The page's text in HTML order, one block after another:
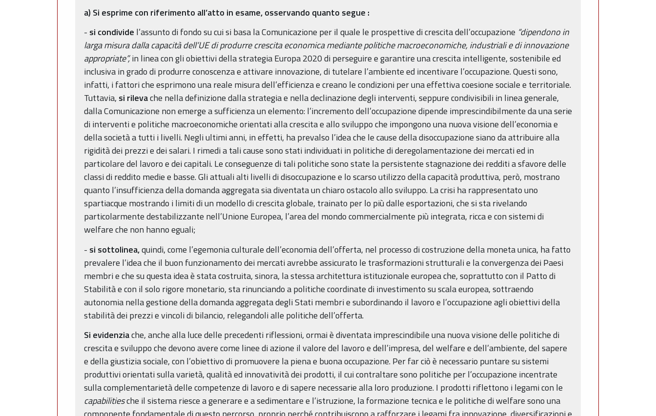
a) Si esprime con riferimento all’atto in esame, osservando quanto segue :
- si condivide l’assunto di fondo su cui si basa la Comunicazione per il quale le prospettive di crescita dell’occupazione “dipendono in
larga misura dalla capacità dell’UE di produrre crescita economica mediante politiche macroeconomiche, industriali e di innovazione
appropriate”,in linea con gli obiettivi della strategia Europa 2020 di perseguire e garantire una crescita intelligente, sostenibile ed
inclusiva in grado di produrre conoscenza e attivare innovazione, di tutelare l’ambiente ed incentivare l’occupazione. Questi sono,
infatti, i fattori che esprimono una reale misura dell’efficienza e creano le condizioni per una effettiva coesione sociale e territoriale.
Tuttavia, si rilevache nella definizione dalla strategia e nella declinazione degli interventi, seppure condivisibili in linea generale,
dalla Comunicazione non emerge a sufficienza un elemento: l’incremento dell’occupazione dipende imprescindibilmente da una serie
di interventi e politiche macroeconomiche orientati alla crescita e allo sviluppo che impongono una nuova visione dell’economia e
della società a tutti i livelli. Negli ultimi anni, in effetti, ha prevalso l’idea che le cause della disoccupazione siano da attribuire alla
rigidità dei prezzi e dei salari. I rimedi a tali cause sono stati individuati in politiche di deregolamentazione dei mercati ed in
particolare del lavoro e dei capitali. Le conseguenze di tali politiche sono state la persistente stagnazione dei redditi a sfavore delle
classi di reddito medie e basse. Gli attuali alti livelli di disoccupazione e lo scarso utilizzo della capacità produttiva, però, mostrano
quanto l’insufficienza della domanda aggregata sia diventata un chiaro ostacolo allo sviluppo. La crisi ha rappresentato uno
spartiacque mostrando i limiti di un modello di crescita globale, trainato per lo più dalle esportazioni, che si sta rivelando
particolarmente destabilizzante nell’Unione Europea, l’area del mondo commercialmente più integrata, ricca e con sistemi di
welfare che non hanno eguali;
- si sottolinea,quindi, come l’egemonia culturale dell’economia dell’offerta, nel processo di costruzione della moneta unica, ha fatto
prevalere l’idea che il buon funzionamento dei mercati avrebbe assicurato le trasformazioni strutturali e la convergenza dei Paesi
membri e che su questa idea è stata costruita, sinora, la stessa architettura istituzionale europea che, soprattutto con il Patto di
Stabilità e con il solo rigore monetario, sta rinunciando a politiche coordinate di investimento su scala europea, sottraendo
autonomia nella gestione della domanda aggregata degli Stati membri e subordinando il lavoro e l’occupazione agli obiettivi della
stabilità dei prezzi e vincoli di bilancio, relegandoli alle politiche dell’offerta.
Si evidenziache, anche alla luce delle precedenti riflessioni, ormai è diventata imprescindibile una nuova visione delle politiche di
crescita e sviluppo che devono avere come linee di azione il valore del lavoro e dell’impresa, del welfare e dell’ambiente, del sapere
e della giustizia sociale, con l’obiettivo di promuovere la piena e buona occupazione. Per far ciò è necessario puntare su sistemi
produttivi orientati sulla varietà, qualità ed innovatività dei prodotti, il cui contraltare sono politiche per l’occupazione incentrate
sulla complementarietà delle competenze di lavoro e di sapere necessarie alla loro produzione. I prodotti riflettono i legami con le
capabilitiesche il sistema riesce a generare e a sedimentare e l’istruzione, la formazione tecnica e le politiche di welfare sono una